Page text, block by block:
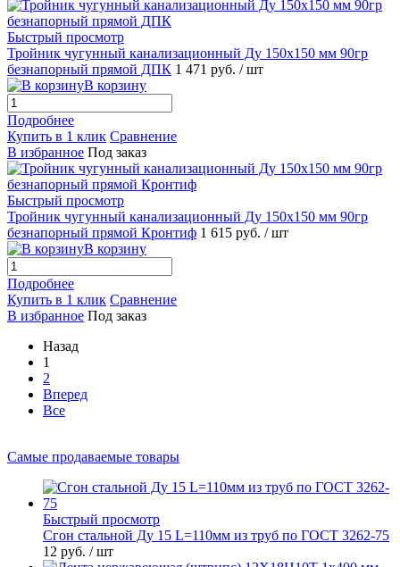
Быстрый просмотр
Тройник чугунный канализационный Ду 150х150 мм 90гр
безнапорный прямой ДПК 1 471 руб. / шт
В корзину
Подробнее
Купить в 1 клик Сравнение
В избранное Под заказ
Быстрый просмотр
Тройник чугунный канализационный Ду 150х150 мм 90гр
безнапорный прямой Кронтиф 1 615 руб. / шт
В корзину
Подробнее
Купить в 1 клик Сравнение
В избранное Под заказ
Назад
1
2
Вперед
Все
Самые продаваемые товары
Быстрый просмотр
Сгон стальной Ду 15 L=110мм из труб по ГОСТ 3262-75
12 руб. / шт